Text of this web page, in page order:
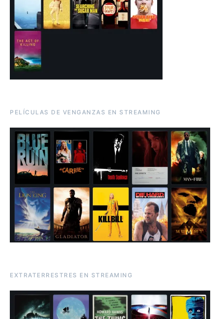
PELÍCULAS DE VENGANZAS EN STREAMING
EXTRATERRESTRES EN STREAMING